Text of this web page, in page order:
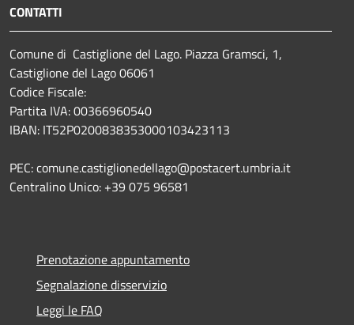
CONTATTI
Comune di Castiglione del Lago. Piazza Gramsci, 1,
Castiglione del Lago 06061
Codice Fiscale:
Partita IVA: 00366960540
IBAN: IT52P0200838353000103423113
PEC: comune.castiglionedellago@postacert.umbria.it
Centralino Unico: +39 075 96581
Prenotazione appuntamento
Segnalazione disservizio
Leggi le FAQ